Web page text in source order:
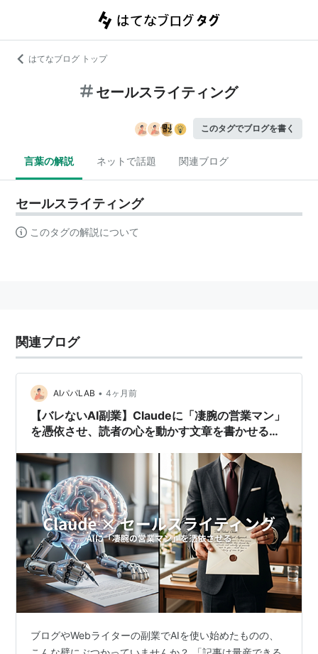
はてなブログ トップ
セールスライティング
このタグでブログを書く
言葉の解説 ネットで話題 関連ブログ
セールスライティング
このタグの解説について
関連ブログ
AIパパLAB • 4ヶ月前
【バレないAI副業】Claudeに「凄腕の営業マン」
を憑依させ、読者の心を動かす文章を書かせる神
ブログやWebライターの副業でAIを使い始めたものの、